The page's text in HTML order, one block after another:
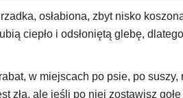
osłabiona, zbyt nisko
ciepło i odsłoniętą glebę,
w miejscach po psie, po
zła, ale jeśli po niej zostawisz